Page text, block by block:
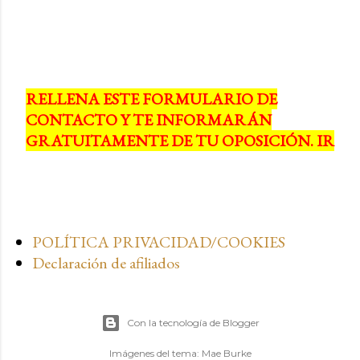
RELLENA ESTE FORMULARIO DE
CONTACTO Y TE INFORMARÁN
GRATUITAMENTE DE TU OPOSICIÓN. IR
POLÍTICA PRIVACIDAD/COOKIES
Declaración de afiliados
Con la tecnología de Blogger
Imágenes del tema: Mae Burke